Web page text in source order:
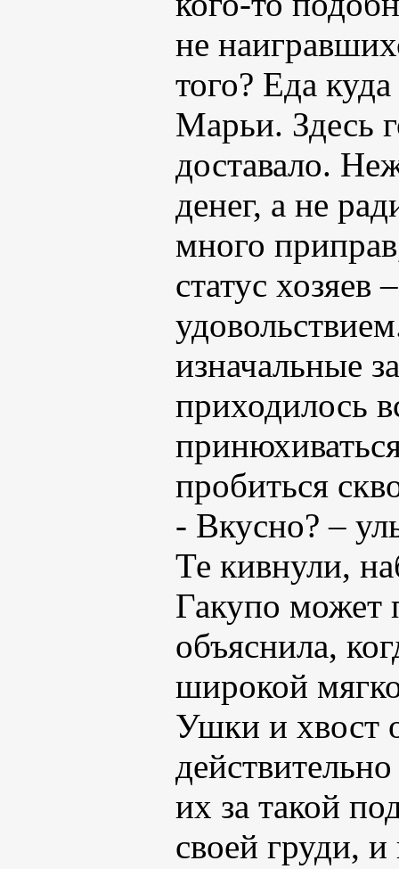
не
того? Еда
Марьи. Здесь
доставало.
денег, а не
много
статус
изначальные
приходилось
пробиться
- Вкусно? –
Те кивнули,
Гакупо может
объяснила,
широкой
Ушки и хвост
их за такой
своей груди,